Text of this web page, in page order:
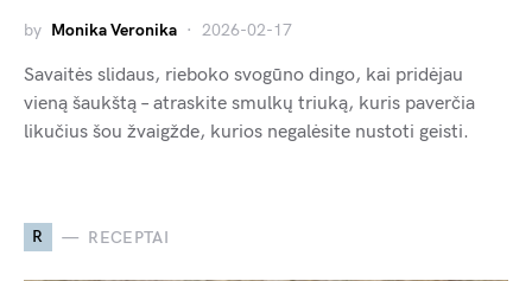
by Monika Veronika 2026-02-17
Savaitės slidaus, rieboko svogūno dingo, kai pridėjau
vieną šaukštą – atraskite smulkų triuką, kuris paverčia
likučius šou žvaigžde, kurios negalėsite nustoti geisti.
R RECEPTAI